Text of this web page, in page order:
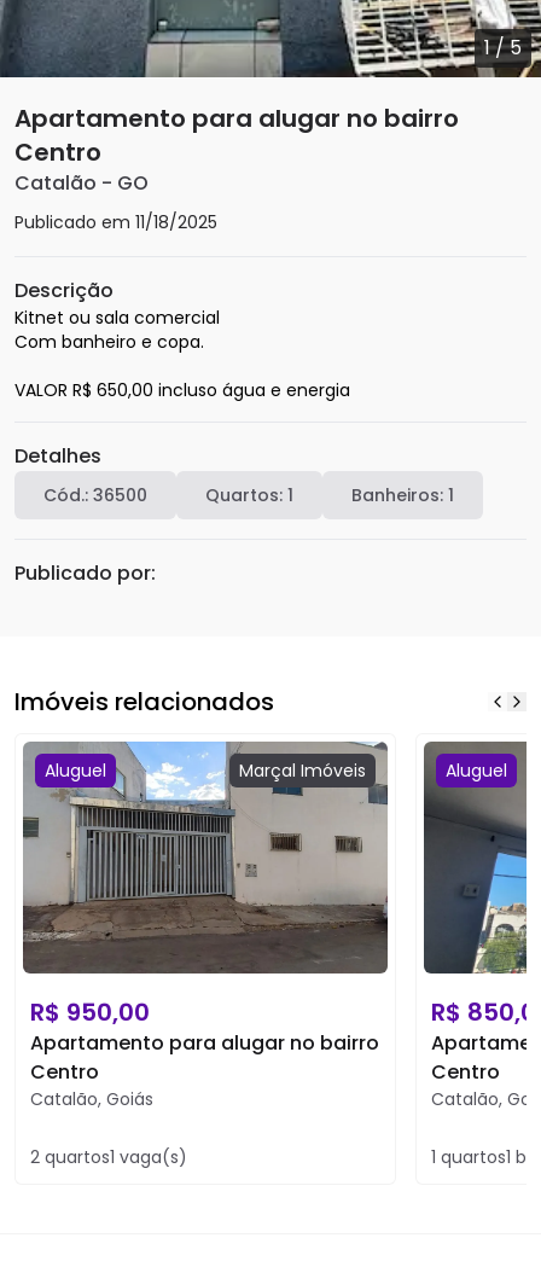
1/5
Apartamento para alugar no bairro
Centro
Catalão - GO
Publicado em 11/18/2025
Descrição
Kitnet ou sala comercial
Com banheiro e copa.
VALOR R$ 650,00 incluso água e energia
Detalhes
Cód.: 36500 Quartos: 1 Banheiros: 1
Publicado por:
Aluguel Marçal Imóveis
R$ 950,00
Apartamento para alugar no bairro
Centro
Catalão, Goiás
2 quartos1 vaga(s)
Aluguel
R$
Centro
Catalão,
1 quartos1
Imóveis relacionados